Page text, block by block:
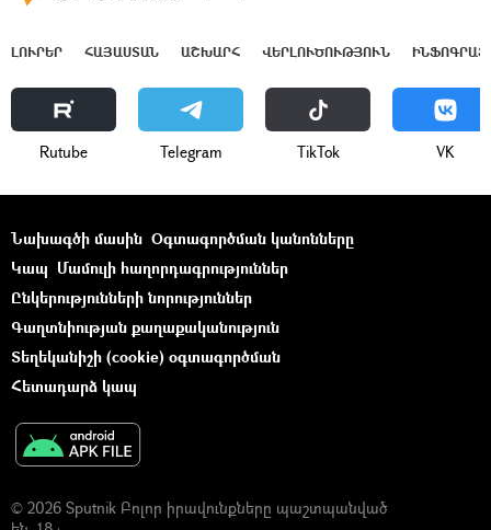
ԼՈՒՐԵՐ ՀԱՅԱՍՏԱՆ ԱՇԽԱՐՀ ՎԵՐԼՈՒԾՈՒԹՅՈՒՆ
Rutube Telegram ТikТоk VK
Նախագծի մասին Օգտագործման կանոնները
Կապ Մամուլի հաղորդագրություններ
Ընկերությունների նորություններ
Գաղտնիության քաղաքականություն
Տեղեկանիշի (cookie) օգտագործման
Հետադարձ կապ
© 2026 Sputnik Բոլոր իրավունքները պաշտպանված